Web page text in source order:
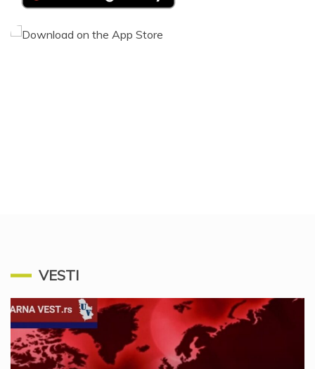
VESTI